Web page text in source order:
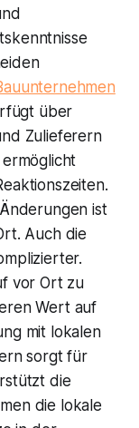
über
Zulieferern
ist
Auch die
vor Ort zu
Wert auf
mit lokalen
sorgt für
die
die lokale